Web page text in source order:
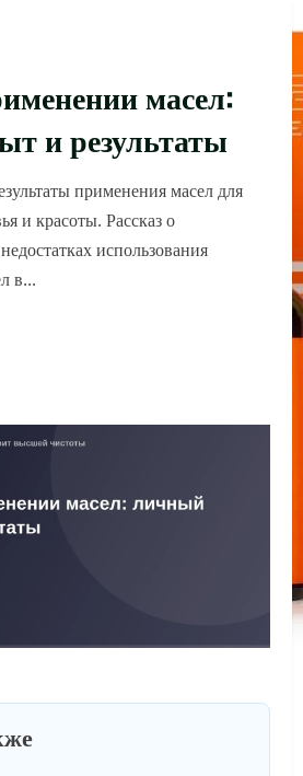
масел:
и результаты
применения масел для
и красоты. Рассказ о
использования
в...